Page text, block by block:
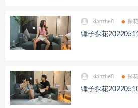
xianzhe8 探
锤子探花
xianzhe8 探
锤子探花